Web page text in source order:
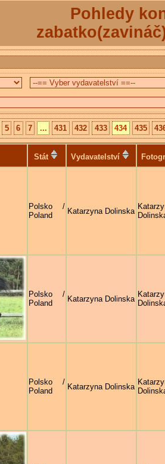
Pohledy
5 6 7 ... 431 432 433 434 435
Stát Vydavatelství
Polsko /
Poland
Katarzyna Dolinska
Polsko /
Poland
Katarzyna Dolinska
Polsko /
Poland
Katarzyna Dolinska